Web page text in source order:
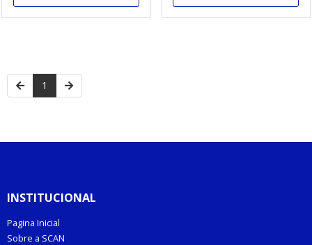
1
INSTITUCIONAL
Pagina Inicial
Sobre a SCAN